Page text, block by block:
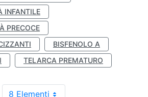
INFANTILE
PRECOCE
BISFENOLO A
TELARCA PREMATURO
8 Elementi